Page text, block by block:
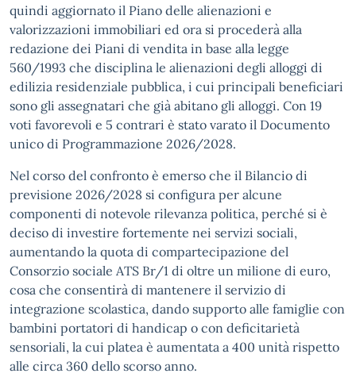
quindi aggiornato il Piano delle alienazioni e
valorizzazioni immobiliari ed ora si procederà alla
redazione dei Piani di vendita in base alla legge
560/1993 che disciplina le alienazioni degli alloggi di
edilizia residenziale pubblica, i cui principali beneficiari
sono gli assegnatari che già abitano gli alloggi. Con 19
voti favorevoli e 5 contrari è stato varato il Documento
unico di Programmazione 2026/2028.
Nel corso del confronto è emerso che il Bilancio di
previsione 2026/2028 si configura per alcune
componenti di notevole rilevanza politica, perché si è
deciso di investire fortemente nei servizi sociali,
aumentando la quota di compartecipazione del
Consorzio sociale ATS Br/1 di oltre un milione di euro,
cosa che consentirà di mantenere il servizio di
integrazione scolastica, dando supporto alle famiglie con
bambini portatori di handicap o con deficitarietà
sensoriali, la cui platea è aumentata a 400 unità rispetto
alle circa 360 dello scorso anno.